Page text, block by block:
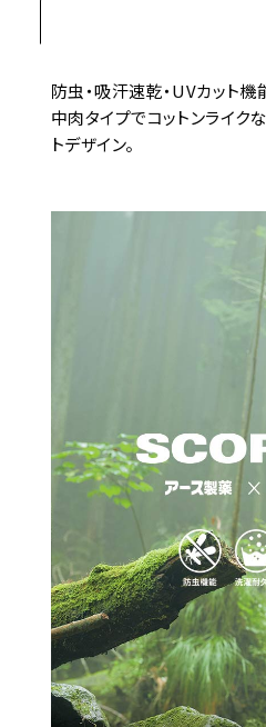
防虫・吸汗速乾・UVカット機
中肉タイプでコットンライク
トデザイン。